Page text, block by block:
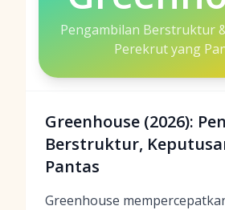
Pengambilan Berstruktur
Perekrut yang
Greenhouse (2026):
Berstruktur,
Pantas
Greenhouse